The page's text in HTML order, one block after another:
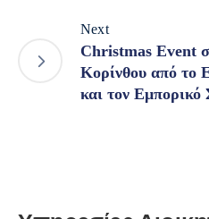
Next
Christmas Event
Κορίνθου από το
και τον Εμπορικό